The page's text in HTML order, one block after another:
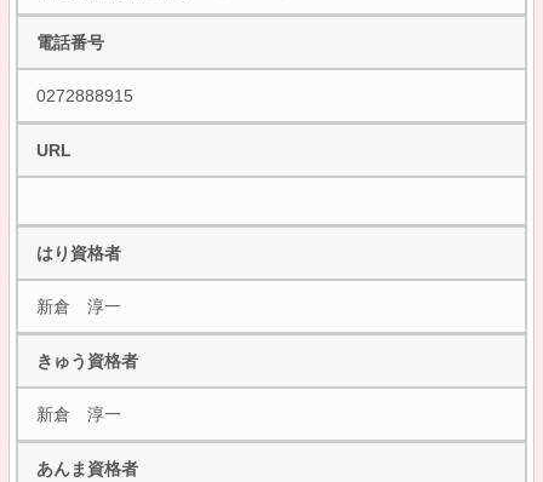
電話番号
0272888915
URL
はり資格者
新倉 淳一
きゅう資格者
新倉 淳一
あんま資格者